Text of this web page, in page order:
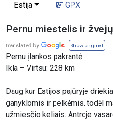
Estija GPX
Pernu miestelis ir
Show original
Pernu įlankos pakrantė
Ikla – Virtsu: 228 km
Daug kur Estijos pajūryje
ganyklomis ir pelkėmis, todėl
užmiesčio keliais. Antroje